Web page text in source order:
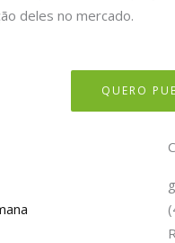
deles no mercado.
QUERO